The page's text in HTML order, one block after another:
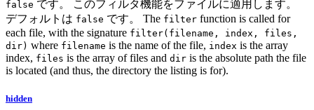
false です。 このフィルタ機能をファイルに適用します。
デフォルトは false です。 The filter function is called for
each file, with the signature filter(filename, index, files,
dir) where filename is the name of the file, index is the array
index, files is the array of files and dir is the absolute path the file
is located (and thus, the directory the listing is for).
hidden